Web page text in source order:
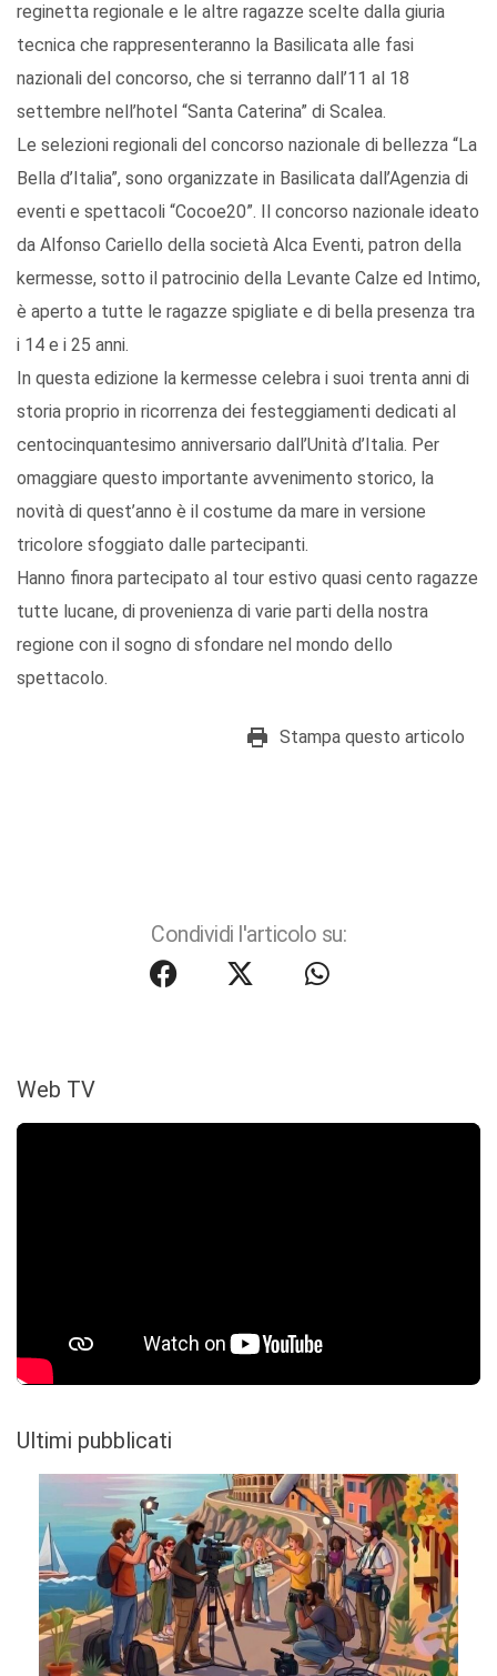
reginetta regionale e le altre ragazze scelte dalla giuria
tecnica che rappresenteranno la Basilicata alle fasi
nazionali del concorso, che si terranno dall’11 al 18
settembre nell’hotel “Santa Caterina” di Scalea.
Le selezioni regionali del concorso nazionale di bellezza “La
Bella d’Italia”, sono organizzate in Basilicata dall’Agenzia di
eventi e spettacoli “Cocoe20”. Il concorso nazionale ideato
da Alfonso Cariello della società Alca Eventi, patron della
kermesse, sotto il patrocinio della Levante Calze ed Intimo,
è aperto a tutte le ragazze spigliate e di bella presenza tra
i 14 e i 25 anni.
In questa edizione la kermesse celebra i suoi trenta anni di
storia proprio in ricorrenza dei festeggiamenti dedicati al
centocinquantesimo anniversario dall’Unità d’Italia. Per
omaggiare questo importante avvenimento storico, la
novità di quest’anno è il costume da mare in versione
tricolore sfoggiato dalle partecipanti.
Hanno finora partecipato al tour estivo quasi cento ragazze
tutte lucane, di provenienza di varie parti della nostra
regione con il sogno di sfondare nel mondo dello
spettacolo.
Stampa questo articolo
Condividi l'articolo su:
Web TV
Ultimi pubblicati